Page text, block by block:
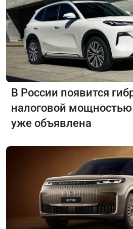
В России появится
налоговой
уже объявлена